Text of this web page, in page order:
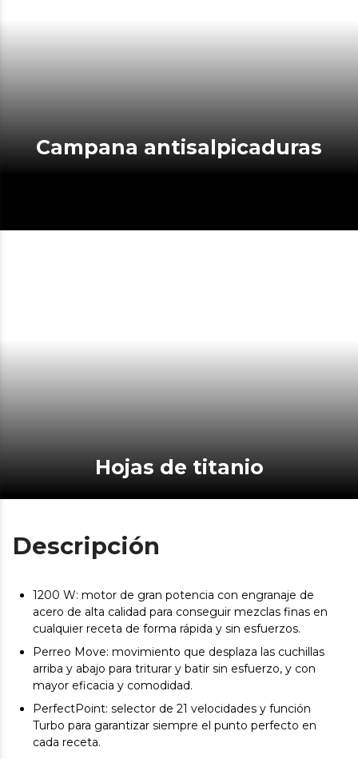
Campana antisalpicaduras
Hojas de titanio
Descripción
1200 W: motor de gran potencia con engranaje de
acero de alta calidad para conseguir mezclas finas en
cualquier receta de forma rápida y sin esfuerzos.
Perreo Move: movimiento que desplaza las cuchillas
arriba y abajo para triturar y batir sin esfuerzo, y con
mayor eficacia y comodidad.
PerfectPoint: selector de 21 velocidades y función
Turbo para garantizar siempre el punto perfecto en
cada receta.